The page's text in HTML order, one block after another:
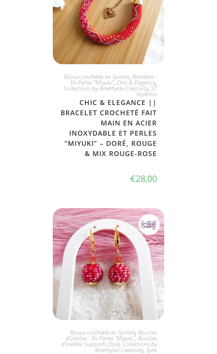
JE L'ADOPTE
Bijoux crochetés en Spirale, Bracelets :
En Perles "Miyuki",Chic & Elegance,
Collections by Amethyste Creativity, ST
Valentin
CHIC & ELEGANCE ||
BRACELET CROCHETÉ FAIT
MAIN EN ACIER
INOXYDABLE ET PERLES
“MIYUKI” – DORÉ, ROUGE
& MIX ROUGE-ROSE
€28,00
JE L'ADOPTE
Bijoux crochetés en Spirale, Boucles
d'oreilles : En Perles "Miyuki", Boucles
d'oreilles Supports Doré, Collections by
Amethyste Creativity, Syra